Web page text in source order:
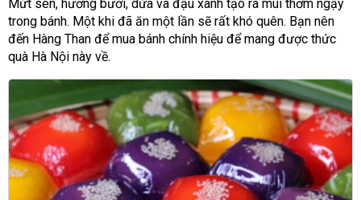
Mứt sen, hương bưởi, dừa và đậu xanh tạo ra mùi thơm ngậy
trong bánh. Một khi đã ăn một lần sẽ rất khó quên. Bạn nên
đến Hàng Than để mua bánh chính hiệu để mang được thức
quà Hà Nội này về.